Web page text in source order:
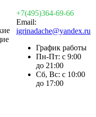
+7(495)364-69-66
Email:
igrinadache@yandex.ru
График работы
Пн-Пт: с 9:00
до 21:00
Сб, Вс: с 10:00
до 17:00